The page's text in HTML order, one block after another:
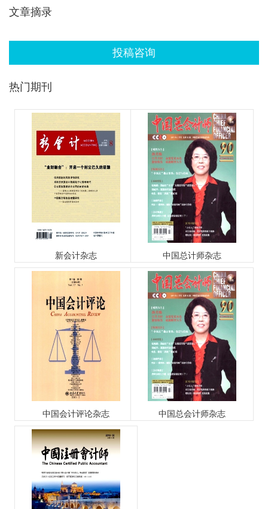
文章摘录
投稿咨询
热门期刊
新会计杂志 中国总计师杂志
中国会计评论杂志 中国总会计师杂志